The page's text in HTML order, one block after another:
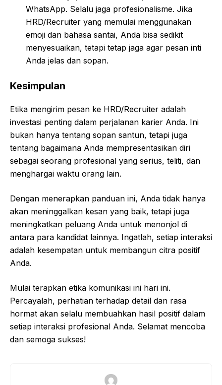
WhatsApp. Selalu jaga profesionalisme. Jika
HRD/Recruiter yang memulai menggunakan
emoji dan bahasa santai, Anda bisa sedikit
menyesuaikan, tetapi tetap jaga agar pesan inti
Anda jelas dan sopan.
Kesimpulan
Etika mengirim pesan ke HRD/Recruiter adalah
investasi penting dalam perjalanan karier Anda. Ini
bukan hanya tentang sopan santun, tetapi juga
tentang bagaimana Anda mempresentasikan diri
sebagai seorang profesional yang serius, teliti, dan
menghargai waktu orang lain.
Dengan menerapkan panduan ini, Anda tidak hanya
akan meninggalkan kesan yang baik, tetapi juga
meningkatkan peluang Anda untuk menonjol di
antara para kandidat lainnya. Ingatlah, setiap interaksi
adalah kesempatan untuk membangun citra positif
Anda.
Mulai terapkan etika komunikasi ini hari ini.
Percayalah, perhatian terhadap detail dan rasa
hormat akan selalu membuahkan hasil positif dalam
setiap interaksi profesional Anda. Selamat mencoba
dan semoga sukses!